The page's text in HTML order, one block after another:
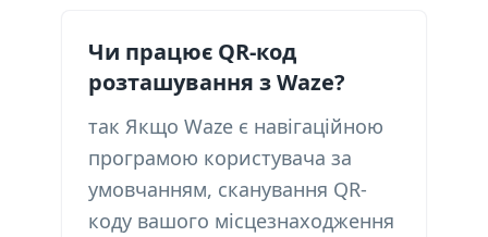
Чи працює QR-код
розташування з Waze?
так Якщо Waze є навігаційною
програмою користувача за
умовчанням, сканування QR-
коду вашого місцезнаходження